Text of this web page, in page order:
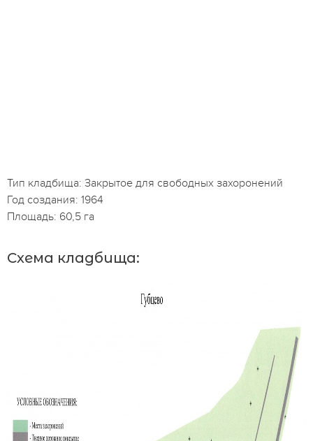
Тип кладбища: Закрытое для свободных захоронений
Год создания: 1964
Площадь: 60,5 га
Схема кладбища: